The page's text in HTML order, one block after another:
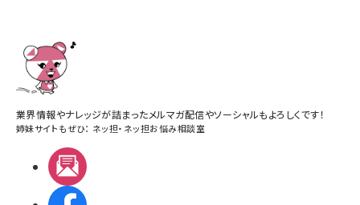
業界情報やナレッジが詰まったメルマガ配信やソーシャルもよろしくです！
姉妹サイトもぜひ： ネッ担・ ネッ担お悩み相談室